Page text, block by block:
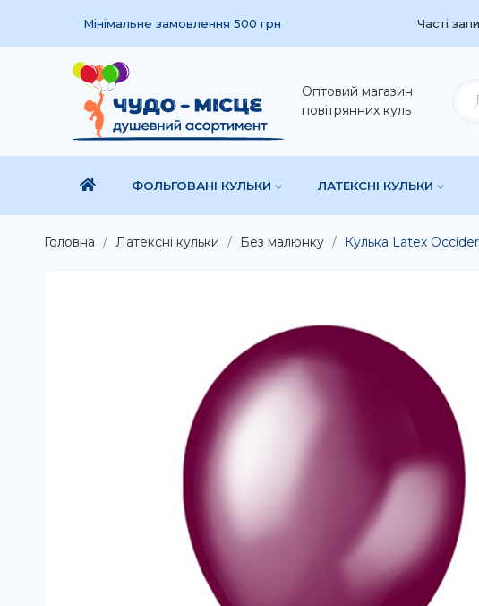
Мінімальне замовлення 500 грн Часті
Оптовий магазин
повітрянних куль
ФОЛЬГОВАНІ КУЛЬКИ ЛАТЕКСНІ КУЛЬКИ
Головна Латексні кульки Без малюнку Кулька Latex